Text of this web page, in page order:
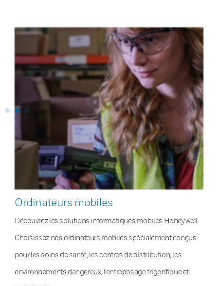
Ordinateurs mobiles
Découvrez les solutions informatiques mobiles Honeywell.
Choisissez nos ordinateurs mobiles spécialement conçus
pour les soins de santé, les centres de distribution, les
environnements dangereux, l’entreposage frigorifique et